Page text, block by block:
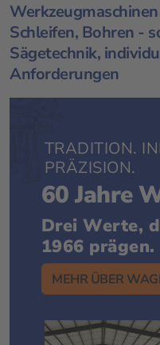
Schleifen, Bohren -
Sägetechnik,
Anforderungen
TRADITION.
PRÄZISION.
60 Jahre
Drei Werte,
1966 prägen.
MEHR ÜBER